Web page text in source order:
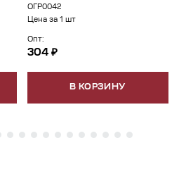
ОГР0042
Цена за 1 шт
Опт:
304 ₽
В КОРЗИНУ